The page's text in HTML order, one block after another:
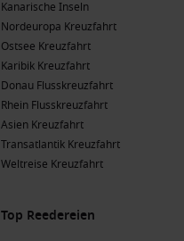
Kanarische Inseln
Nordeuropa Kreuzfahrt
Ostsee Kreuzfahrt
Karibik Kreuzfahrt
Donau Flusskreuzfahrt
Rhein Flusskreuzfahrt
Asien Kreuzfahrt
Transatlantik Kreuzfahrt
Weltreise Kreuzfahrt
Top Reedereien